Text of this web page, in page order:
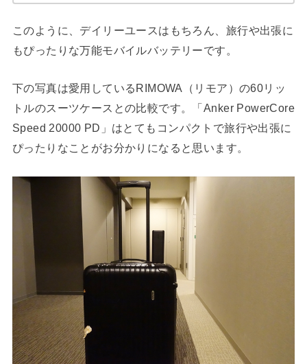
このように、デイリーユースはもちろん、旅行や出張に
もぴったりな万能モバイルバッテリーです。
下の写真は愛用しているRIMOWA（リモア）の60リッ
トルのスーツケースとの比較です。「Anker PowerCore
Speed 20000 PD」はとてもコンパクトで旅行や出張に
ぴったりなことがお分かりになると思います。